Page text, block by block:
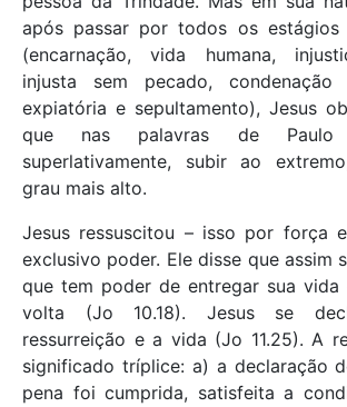
após passar por todos os estágios
(encarnação, vida humana,
injusta sem pecado, condenação
expiatória e sepultamento), Jesus
que nas palavras de Paulo
superlativamente, subir ao
grau mais alto.
Jesus ressuscitou – isso por força
exclusivo poder. Ele disse que assim
que tem poder de entregar sua
volta (Jo 10.18). Jesus se
ressurreição e a vida (Jo 11.25). A
significado tríplice: a) a declaração
pena foi cumprida, satisfeita a